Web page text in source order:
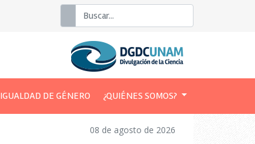
Buscar
IGUALDAD DE GÉNERO ¿QUIÉNES SOMOS?
08 de agosto de 2026